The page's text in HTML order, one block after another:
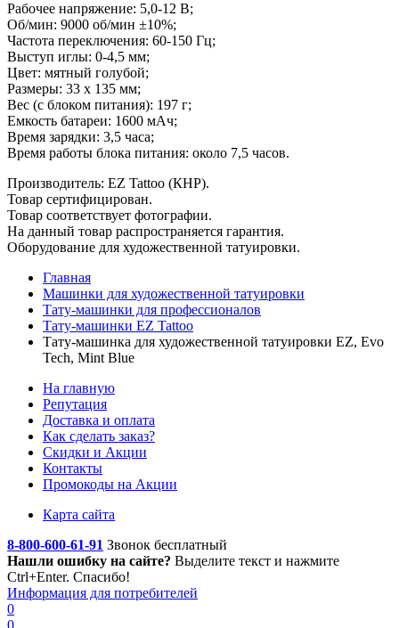
Рабочее напряжение: 5,0-12 В;
Об/мин: 9000 об/мин ±10%;
Частота переключения: 60-150 Гц;
Выступ иглы: 0-4,5 мм;
Цвет: мятный голубой;
Размеры: 33 x 135 мм;
Вес (с блоком питания): 197 г;
Емкость батареи: 1600 мАч;
Время зарядки: 3,5 часа;
Время работы блока питания: около 7,5 часов.
Производитель: EZ Tattoo (КНР).
Товар сертифицирован.
Товар соответствует фотографии.
На данный товар распространяется гарантия.
Оборудование для художественной татуировки.
Главная
Машинки для художественной татуировки
Тату-машинки для профессионалов
Тату-машинки EZ Tattoo
Тату-машинка для художественной татуировки EZ, Evo
Tech, Mint Blue
На главную
Репутация
Доставка и оплата
Как сделать заказ?
Скидки и Акции
Контакты
Промокоды на Акции
Карта сайта
8-800-600-61-91 Звонок бесплатный
Нашли ошибку на сайте? Выделите текст и нажмите
Ctrl+Enter. Спасибо!
Информация для потребителей
0
0